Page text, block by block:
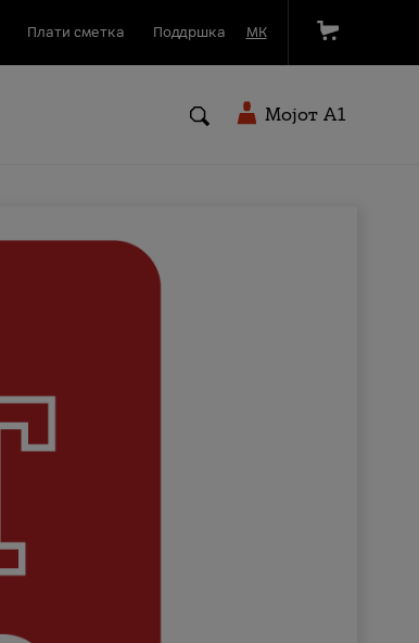
Плати сметка Поддршка МК
Мојот A1